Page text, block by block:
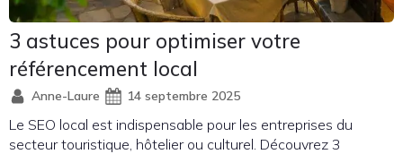
3 astuces pour optimiser votre
référencement local
Anne-Laure 14 septembre 2025
Le SEO local est indispensable pour les entreprises du
secteur touristique, hôtelier ou culturel. Découvrez 3